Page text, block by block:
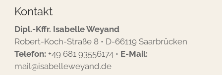
Kontakt
Dipl.-Kffr. Isabelle Weyand
Robert-Koch-Straße 8 • D-66119 Saarbrücken
Telefon: +49 681 93556174 • E-Mail:
mail@isabelleweyand.de